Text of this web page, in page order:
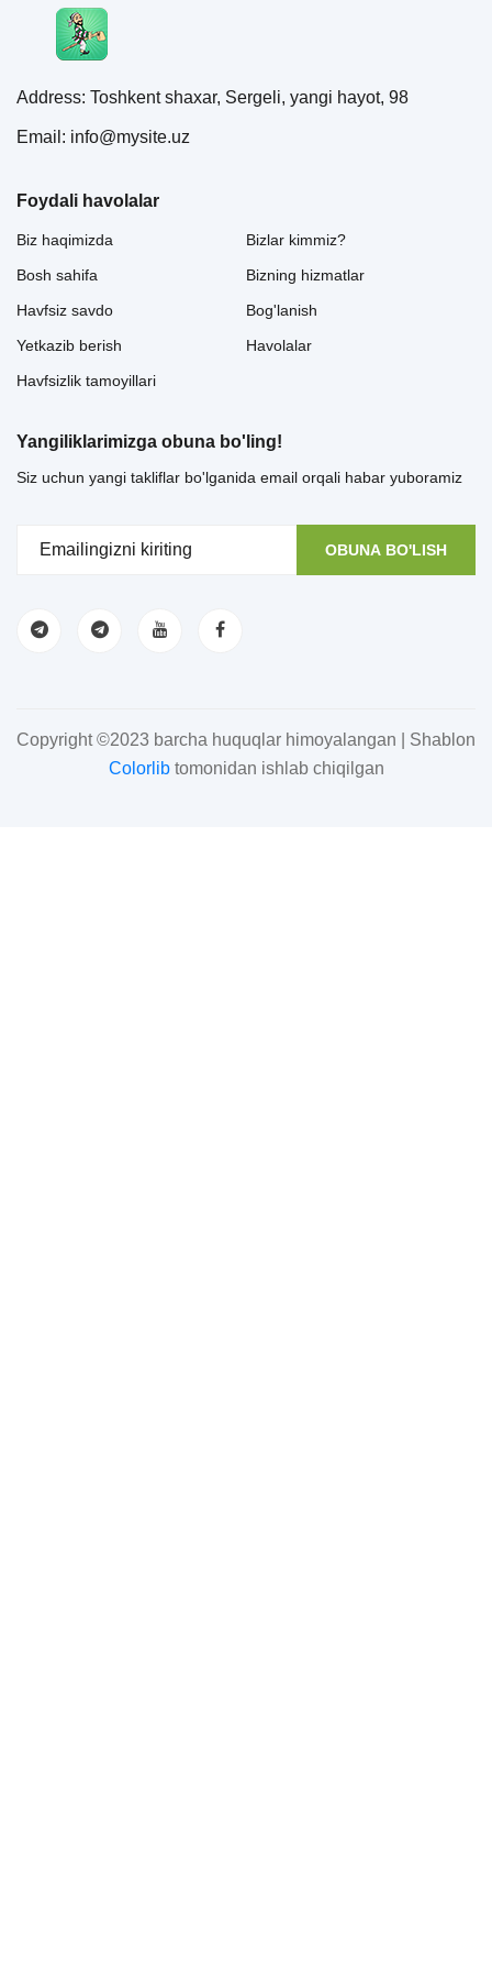
Address: Toshkent shaxar, Sergeli, yangi hayot, 98
Email: info@mysite.uz
Foydali havolalar
Biz haqimizda
Bosh sahifa
Havfsiz savdo
Yetkazib berish
Havfsizlik tamoyillari
Bizlar kimmiz?
Bizning hizmatlar
Bog'lanish
Havolalar
Yangiliklarimizga obuna bo'ling!
Siz uchun yangi takliflar bo'lganida email orqali habar yuboramiz
OBUNA BO'LISH
Copyright ©2023 barcha huquqlar himoyalangan | Shablon
Colorlibtomonidan ishlab chiqilgan